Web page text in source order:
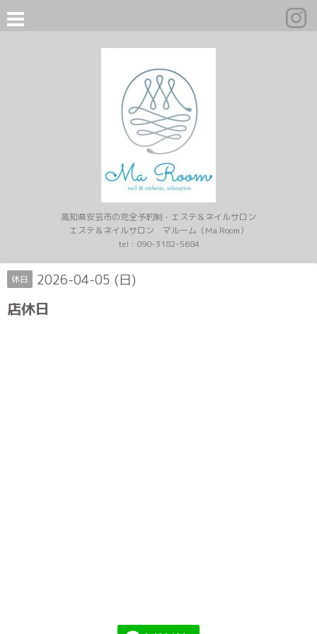
高知県安芸市の完全予約制・エステ＆ネイルサロン
エステ＆ネイルサロン マルーム（Ma Room）
tel : 090-3182-5684
休日 2026-04-05 (日)
店休日